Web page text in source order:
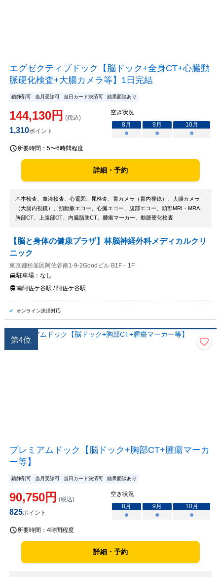
エグゼクティブドック【脳ドック+全身CT+心臓動
脈硬化検査+大腸カメラ等】1日完結
鎮静剤可 当月受診可 当日カード決済可 結果面談あり
144,130円 (税込)
1,310ポイント
空き状況
8月 9月 10月
○
○ ○
所要時間： 5〜6時間程度
詳細・予約
基本検査、血液検査、心電図、尿検査、胃カメラ（胃内視鏡）、大腸カメラ
（大腸内視鏡）、頸動脈エコー、心臓エコー、腹部エコー、頭部MRI・MRA、
胸部CT、上腹部CT、内臓脂肪CT、腫瘍マーカー、動脈硬化検査
【脳と身体の健康プラザ】林脳神経外科メディカルクリ
ニック
東京都杉並区阿佐谷南1-9-2Goodビル B1F・1F
駐車場： なし
南阿佐ケ谷駅 / 阿佐ケ谷駅
オンライン決済対応
第4位
プレミアムドック【脳ドック+胸部CT+腫瘍マーカ
ー等】
鎮静剤可 当月受診可 当日カード決済可 結果面談あり
90,750円 (税込)
825ポイント
空き状況
8月 9月 10月
○
○ ○
所要時間： 4時間程度
詳細・予約